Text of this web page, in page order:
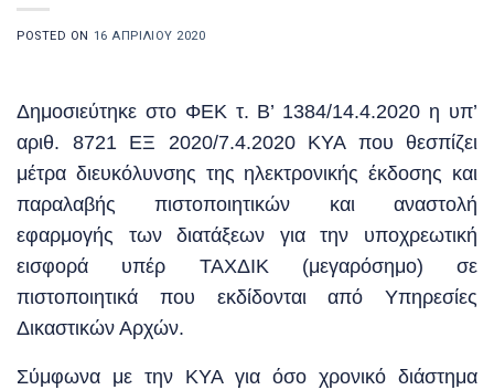
POSTED ON 16 ΑΠΡΙΛΊΟΥ 2020
Δημοσιεύτηκε στο ΦΕΚ τ. Β’ 1384/14.4.2020 η υπ’
αριθ. 8721 ΕΞ 2020/7.4.2020 ΚΥΑ που θεσπίζει
μέτρα διευκόλυνσης της ηλεκτρονικής έκδοσης και
παραλαβής πιστοποιητικών και αναστολή
εφαρμογής των διατάξεων για την υποχρεωτική
εισφορά υπέρ ΤΑΧΔΙΚ (μεγαρόσημο) σε
πιστοποιητικά που εκδίδονται από Υπηρεσίες
Δικαστικών Αρχών.
Σύμφωνα με την ΚΥΑ για όσο χρονικό διάστημα